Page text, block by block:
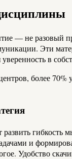
— не разовый
Эти
в
более 70%
гибкость
и
Удобство